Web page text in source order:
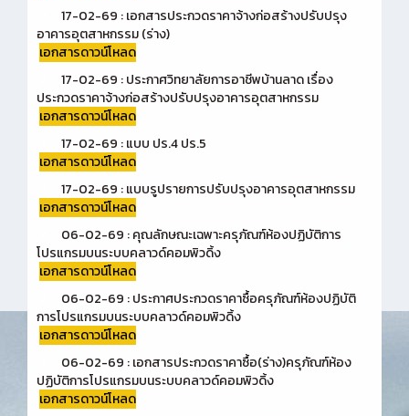
17-02-69 : เอกสารประกวดราคาจ้างก่อสร้างปรับปรุง
อาคารอุตสาหกรรม (ร่าง)
เอกสารดาวน์โหลด
17-02-69 : ประกาศวิทยาลัยการอาชีพบ้านลาด เรื่อง
ประกวดราคาจ้างก่อสร้างปรับปรุงอาคารอุตสาหกรรม
เอกสารดาวน์โหลด
17-02-69 : แบบ ปร.4 ปร.5
เอกสารดาวน์โหลด
17-02-69 : แบบรูปรายการปรับปรุงอาคารอุตสาหกรรม
เอกสารดาวน์โหลด
06-02-69 : คุณลักษณะเฉพาะครุภัณฑ์ห้องปฏิบัติการ
โปรแกรมบนระบบคลาวด์คอมพิวดิ้ง
เอกสารดาวน์โหลด
06-02-69 : ประกาศประกวดราคาซื้อครุภัณฑ์ห้องปฏิบัติ
การโปรแกรมบนระบบคลาวด์คอมพิวดิ้ง
เอกสารดาวน์โหลด
06-02-69 : เอกสารประกวดราคาซื้อ(ร่าง)ครุภัณฑ์ห้อง
ปฏิบัติการโปรแกรมบนระบบคลาวด์คอมพิวดิ้ง
เอกสารดาวน์โหลด